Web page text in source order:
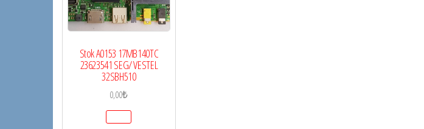
Stok A0153 17MB140TC
23623541 SEG/ VESTEL
32SBH510
0,00₺